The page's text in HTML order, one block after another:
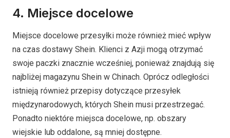
4. Miejsce docelowe
Miejsce docelowe przesyłki może również mieć wpływ
na czas dostawy Shein. Klienci z Azji mogą otrzymać
swoje paczki znacznie wcześniej, ponieważ znajdują się
najbliżej magazynu Shein w Chinach. Oprócz odległości
istnieją również przepisy dotyczące przesyłek
międzynarodowych, których Shein musi przestrzegać.
Ponadto niektóre miejsca docelowe, np. obszary
wiejskie lub oddalone, są mniej dostępne.